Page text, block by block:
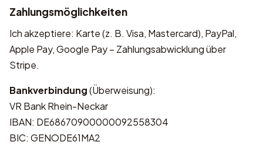
Zahlungsmöglichkeiten
Ich akzeptiere: Karte (z. B. Visa, Mastercard), PayPal,
Apple Pay, Google Pay – Zahlungsabwicklung über
Stripe.
Bankverbindung(Überweisung):
VR Bank Rhein-Neckar
IBAN: DE68670900000092558304
BIC: GENODE61MA2